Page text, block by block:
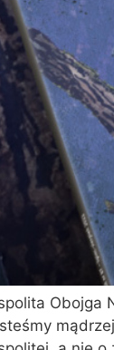
Obojga